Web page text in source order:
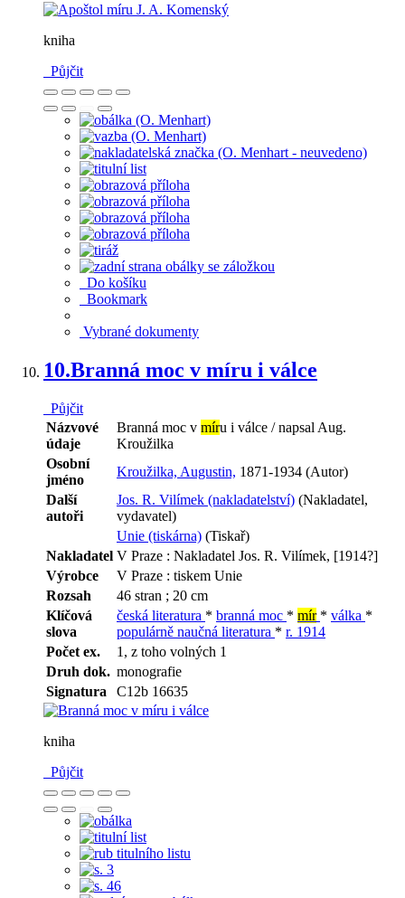
kniha
Půjčit
Do košíku
Bookmark
Vybrané dokumenty
10.Branná moc v míru i válce
Půjčit
Názvové
údaje
Branná moc v míru i válce / napsal Aug.
Kroužilka
Osobní
jméno
Kroužilka, Augustin, 1871-1934 (Autor)
Další
autoři
Jos. R. Vilímek (nakladatelství) (Nakladatel,
vydavatel)
Unie (tiskárna) (Tiskař)
Nakladatel V Praze : Nakladatel Jos. R. Vilímek, [1914?]
Výrobce
V Praze : tiskem Unie
Rozsah
46 stran ; 20 cm
Klíčová
slova
česká literatura * branná moc * mír * válka *
populárně naučná literatura * r. 1914
Počet ex.
1, z toho volných 1
Druh dok. monografie
Signatura
C12b 16635
kniha
Půjčit